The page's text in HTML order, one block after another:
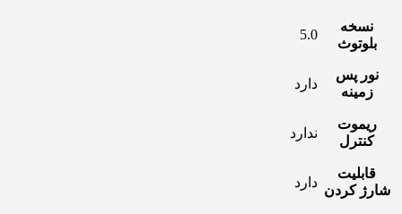
نسخه
بلوتوث
5.0
نور پس
زمینه
دارد
ریموت
کنترل
ندارد
قابلیت
شارژ کردن
دارد